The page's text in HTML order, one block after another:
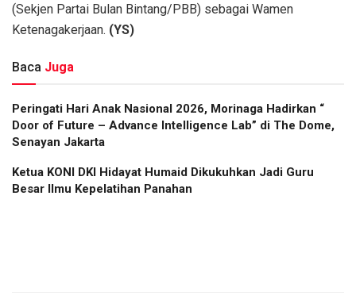
(Sekjen Partai Bulan Bintang/PBB) sebagai Wamen
Ketenagakerjaan. (YS)
Baca Juga
Peringati Hari Anak Nasional 2026, Morinaga Hadirkan “
Door of Future – Advance Intelligence Lab” di The Dome,
Senayan Jakarta
Ketua KONI DKI Hidayat Humaid Dikukuhkan Jadi Guru
Besar Ilmu Kepelatihan Panahan